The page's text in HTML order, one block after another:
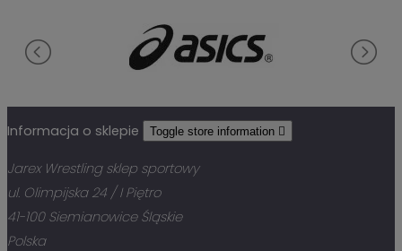
Informacja o sklepie Toggle store information 
Jarex Wrestling sklep sportowy
ul. Olimpijska 24 / I Piętro
41-100 Siemianowice Śląskie
Polska